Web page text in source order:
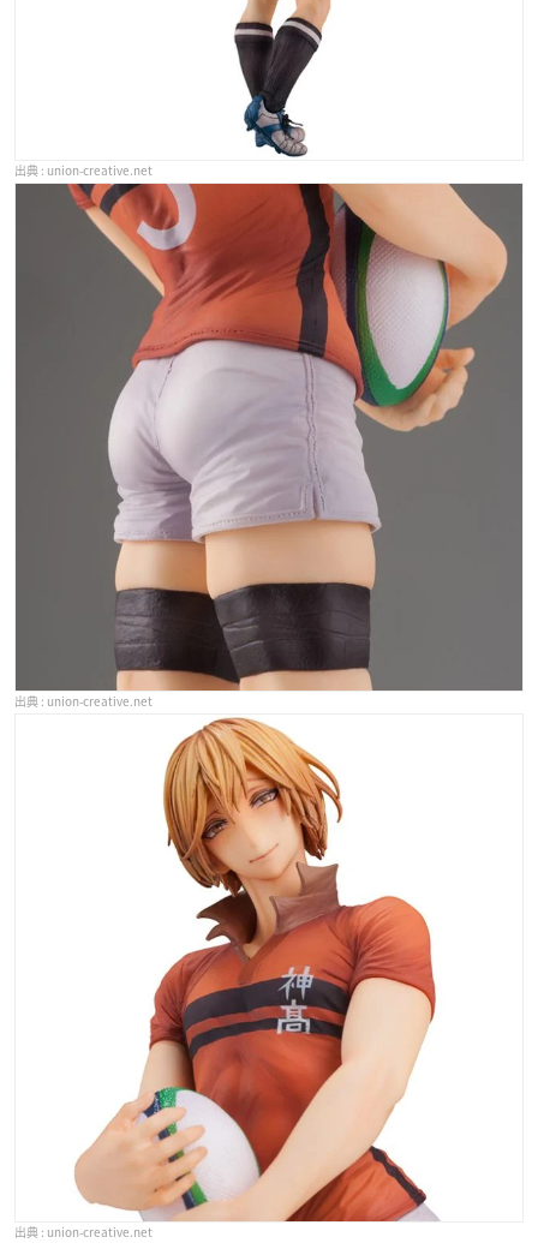
union-creative.net
union-creative.net
union-creative.net